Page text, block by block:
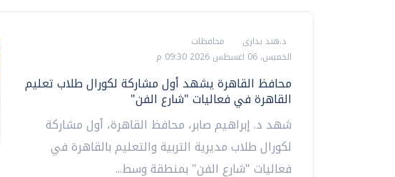
د.هند بدارى
محافظات
الخميس، 06 اغسطس 2026 09:30 م
محافظ القاهرة يشهد أول مشاركة لكورال طلاب تعليم
القاهرة في فعاليات "شارع الفن"
شهد د. إبراهيم صابر، محافظ القاهرة، أول مشاركة
لكورال طلاب مديرية التربية والتعليم بالقاهرة في
فعاليات "شارع الفن" بمنطقة وسط...